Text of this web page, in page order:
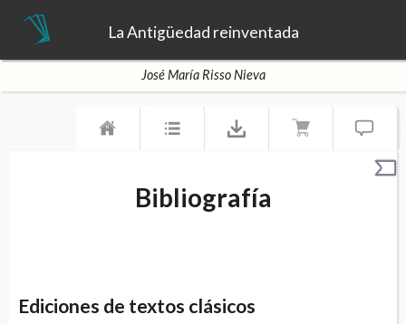
La Antigüedad reinventada
José María Risso Nieva
Bibliografía
Ediciones de textos clásicos